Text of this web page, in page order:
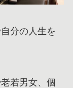
分の人生を
若男女、個